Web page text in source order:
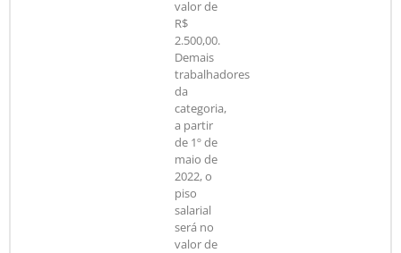
valor de
R$
2.500,00.
Demais
trabalhadores
da
categoria,
a partir
de 1º de
maio de
2022, o
piso
salarial
será no
valor de